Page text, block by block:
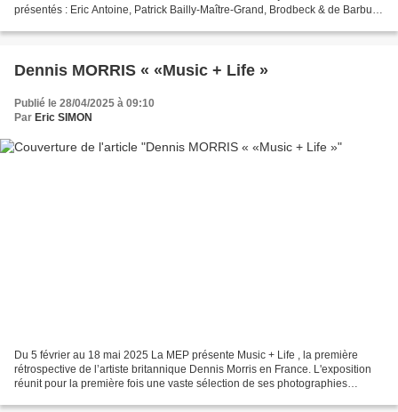
présentés : Eric Antoine, Patrick Bailly-Maître-Grand, Brodbeck & de Barbuat,
Dennis MORRIS « «Music + Life »
Publié le 28/04/2025 à 09:10
Par Eric SIMON
Du 5 février au 18 mai 2025 La MEP présente Music + Life , la première
rétrospective de l’artiste britannique Dennis Morris en France. L'exposition
réunit pour la première fois une vaste sélection de ses photographies